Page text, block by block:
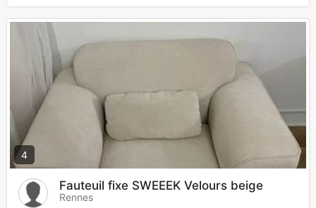
4
Fauteuil fixe SWEEEK Velours beige
Rennes